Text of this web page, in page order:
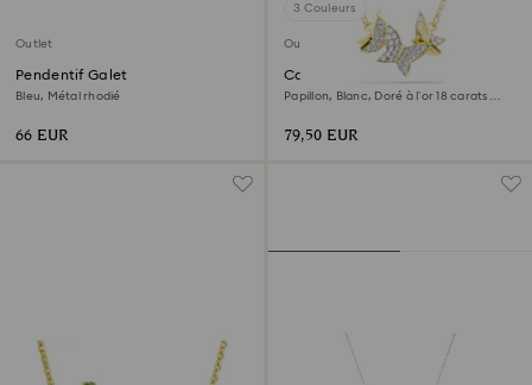
Outlet
Pendentif Galet
Bleu, Métal rhodié
66 EUR
3 Couleurs
Outlet
Collier Idyllia Lilia
Papillon, Blanc, Doré à l’or 18 carats
79,50 EUR